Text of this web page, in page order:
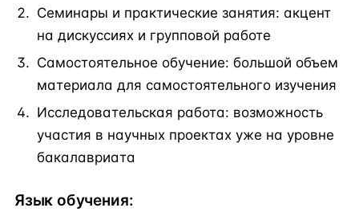
Семинары и практические занятия: акцент
на дискуссиях и групповой работе
Самостоятельное обучение: большой объем
материала для самостоятельного изучения
Исследовательская работа: возможность
участия в научных проектах уже на уровне
бакалавриата
Язык обучения: